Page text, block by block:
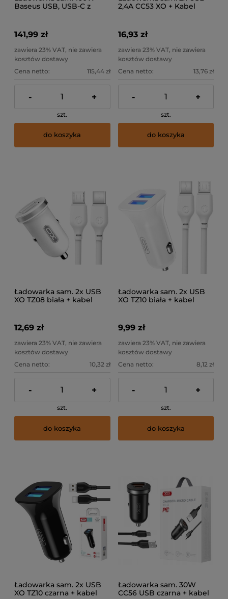
Baseus USB, USB-C z
141,99 zł
zawiera 23% VAT, nie zawiera
kosztów dostawy
Cena netto:
115,44 zł
- +
szt.
do koszyka
2,4A CC53 XO + Kabel
16,93 zł
zawiera 23% VAT, nie zawiera
kosztów dostawy
Cena netto:
13,76 zł
- +
szt.
do koszyka
Ładowarka sam. 2x USB
XO TZ08 biała + kabel
12,69 zł
zawiera 23% VAT, nie zawiera
kosztów dostawy
Cena netto:
10,32 zł
- +
szt.
do koszyka
Ładowarka sam. 2x USB
XO TZ10 biała + kabel
9,99 zł
zawiera 23% VAT, nie zawiera
kosztów dostawy
Cena netto:
8,12 zł
- +
szt.
do koszyka
Ładowarka sam. 2x USB
XO TZ10 czarna + kabel
Ładowarka sam. 30W
CC56 USB czarna + kabel